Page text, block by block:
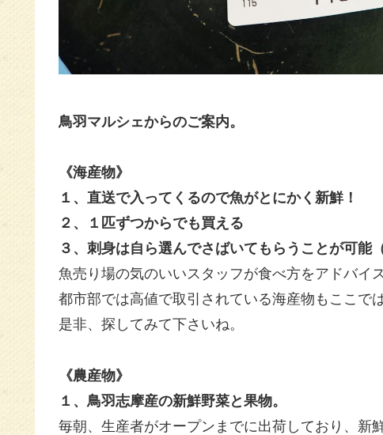
鳥羽マルシェからのご案内。
《海産物》
１、直送で入ってくるので魚がとにかく新鮮！
２、１匹ずつからでも買える
３、刺身は自ら選んでさばいてもらうことが可能
魚売り場の気のいいスタッフが食べ方をアドバイ
都市部では高値で取引されている海産物もここで
是非、探してみて下さいね。
《農産物》
１、鳥羽志摩産の新鮮野菜と果物。
毎朝、生産者がオープンまでに出荷しており、新